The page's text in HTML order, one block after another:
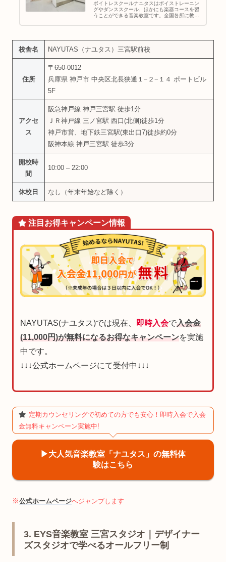
ボイトレスクールナユタスはボイストレーニン
グやダンススクール、ほかにも楽器コースを習
うことができる音楽教室です。全国各所に教室
好。採用率10%の音楽経験豊富な講師陣による
校舎名 NAYUTAS（ナユタス）三宮駅前校
住所
〒650-0012
兵庫県 神戸市 中央区北長狭通１−２−１４ ポートビル
5F
アクセ
ス
阪急神戸線 神戸三宮駅 徒歩1分
ＪＲ神戸線 三ノ宮駅 西口(北側)徒歩1分
神戸市営、地下鉄三宮駅(東出口7)徒歩約0分
阪神本線 神戸三宮駅 徒歩3分
開校時
間
10:00 – 22:00
休校日 なし（年末年始など除く）
注目お得キャンペーン情報
NAYUTAS(ナユタス)では現在、 即時入会で入会金
(11,000円)が無料になるお得なキャンペーンを実施
中です。
↓↓↓公式ホームページにて受付中↓↓↓
定期カウンセリングで初めての方でも安心！即時入会で入会
金無料キャンペーン実施中!
▶︎大人気音楽教室「ナユタス」の無料体
験はこちら
※公式ホームページへジャンプします
3. EYS音楽教室 三宮スタジオ｜デザイナー
ズスタジオで学べるオールフリー制